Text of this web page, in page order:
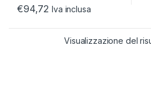
€94,72 Iva inclusa
Visualizzazione del